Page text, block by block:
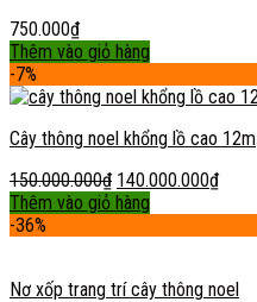
750.000₫
Thêm vào giỏ hàng
-7%
Cây thông noel khổng lồ cao 12m
150.000.000₫ 140.000.000₫
Thêm vào giỏ hàng
-36%
Nơ xốp trang trí cây thông noel